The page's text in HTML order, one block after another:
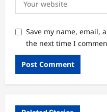
Save my name, email,
the next time I